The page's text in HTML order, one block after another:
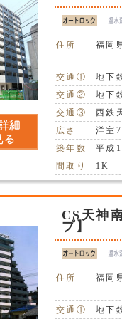
住所 福岡
交通①
地下
交通②
地下
交通③
西鉄
広さ
洋室
築年数
平成
間取り
1K
CS天神
プ】
住所 福岡
交通① 地下